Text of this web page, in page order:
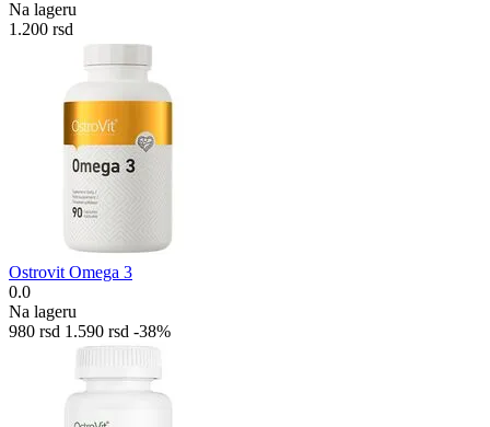
Na lageru
1.200 rsd
Ostrovit Omega 3
0.0
Na lageru
‍980‍ rsd 1.590 rsd -38%